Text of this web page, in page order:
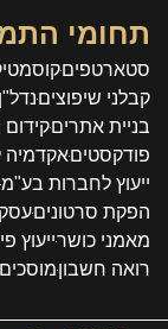
תחומי
סטארטפים
קבלני שיפוציםנדל"ן
בניית אתריםקידום
פודקסטיםאקדמיה
ייעוץ לחברות בע"מ
הפקת סרטונים
מאמני כושרייעוץ
רואה חשבוןמוסכים